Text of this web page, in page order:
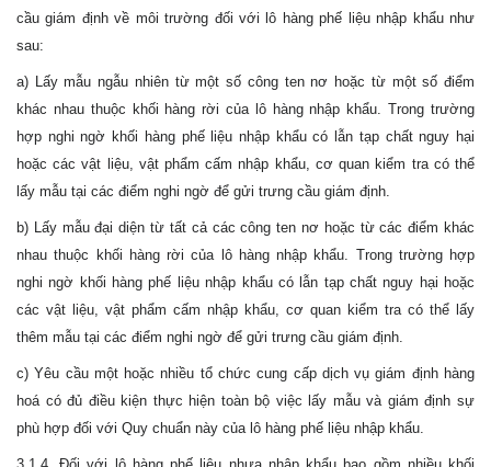
cầu giám định về môi trường đối với lô hàng phế liệu nhập khẩu như
sau:
a) Lấy mẫu ngẫu nhiên từ một số công ten nơ hoặc từ một số điểm
khác nhau thuộc khối hàng rời của lô hàng nhập khẩu. Trong trường
hợp nghi ngờ khối hàng phế liệu nhập khẩu có lẫn tạp chất nguy hại
hoặc các vật liệu, vật phẩm cấm nhập khẩu, cơ quan kiểm tra có thể
lấy mẫu tại các điểm nghi ngờ để gửi trưng cầu giám định.
b) Lấy mẫu đại diện từ tất cả các công ten nơ hoặc từ các điểm khác
nhau thuộc khối hàng rời của lô hàng nhập khẩu. Trong trường hợp
nghi ngờ khối hàng phế liệu nhập khẩu có lẫn tạp chất nguy hại hoặc
các vật liệu, vật phẩm cấm nhập khẩu, cơ quan kiểm tra có thể lấy
thêm mẫu tại các điểm nghi ngờ để gửi trưng cầu giám định.
c) Yêu cầu một hoặc nhiều tổ chức cung cấp dịch vụ giám định hàng
hoá có đủ điều kiện thực hiện toàn bộ việc lấy mẫu và giám định sự
phù hợp đối với Quy chuẩn này của lô hàng phế liệu nhập khẩu.